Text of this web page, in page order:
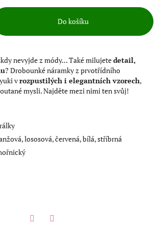
Do košíku
nevyjde z módy...Také milujetedetail,
? Drobounké náramky z prvotřídního
vrozpustilých i elegantních vzorech,
mysli. Najděte mezi nimi ten svůj!
lososová, červená, bílá, stříbrná